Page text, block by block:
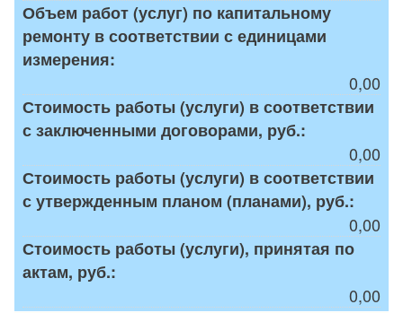
Объем работ (услуг) по капитальному
ремонту в соответствии с единицами
измерения:
0,00
Стоимость работы (услуги) в соответствии
с заключенными договорами, руб.:
0,00
Стоимость работы (услуги) в соответствии
с утвержденным планом (планами), руб.:
0,00
Стоимость работы (услуги), принятая по
актам, руб.:
0,00